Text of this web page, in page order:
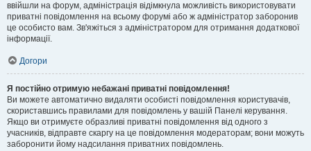
ввійшли на форум, адміністрація відімкнула можливість використовувати
приватні повідомлення на всьому форумі або ж адміністратор заборонив
це особисто вам. Зв'яжіться з адміністратором для отримання додаткової
інформації.
Догори
Я постійно отримую небажані приватні повідомлення!
Ви можете автоматично видаляти особисті повідомлення користувачів,
скориставшись правилами для повідомлень у вашій Панелі керування.
Якщо ви отримуєте образливі приватні повідомлення від одного з
учасників, відправте скаргу на це повідомлення модераторам; вони можуть
заборонити йому надсилання приватних повідомлень.